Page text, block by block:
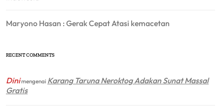
Maryono Hasan : Gerak Cepat Atasi kemacetan
RECENT COMMENTS
Dinimengenai Karang Taruna Neroktog Adakan Sunat Massal
Gratis